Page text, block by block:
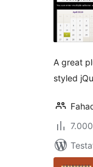
A great
styled